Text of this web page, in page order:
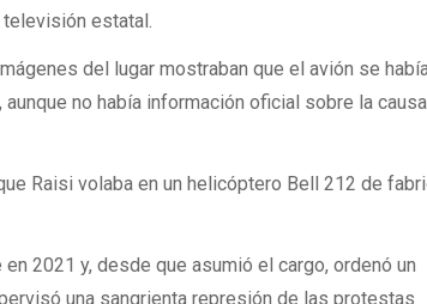
estatal.
del lugar mostraban que el avión se
no había información oficial sobre la
Raisi volaba en un helicóptero Bell 212 de
2021 y, desde que asumió el cargo, ordenó un
una sangrienta represión de las protestas